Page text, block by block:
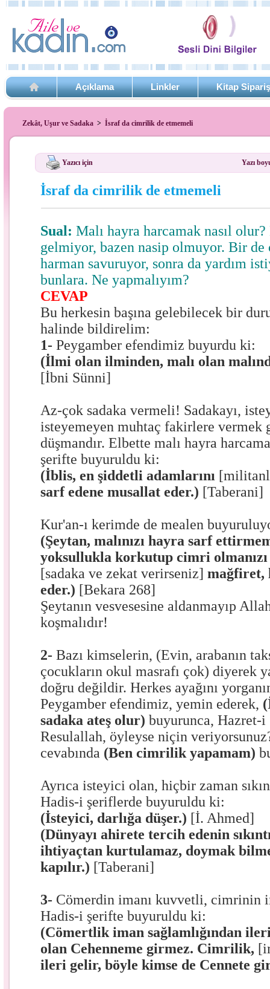
Açıklama Linkler Kitap
Zekât, Uşur ve Sadaka > İsraf da cimrilik de etmemeli
Yazıcı için Yazı
İsraf da cimrilik de etmemeli
Sual: Malı hayra harcamak nasıl
gelmiyor, bazen nasip olmuyor. Bir de
harman savuruyor, sonra da yardım
bunlara. Ne yapmalıyım?
CEVAP
Bu herkesin başına gelebilecek bir
halinde bildirelim:
1-Peygamber efendimiz buyurdu ki:
(İlmi olan ilminden, malı olan
[İbni Sünni]
Az-çok sadaka vermeli! Sadakayı,
isteyemeyen muhtaç fakirlere vermek
düşmandır. Elbette malı hayra
şerifte buyuruldu ki:
(İblis, en şiddetli adamlarını
sarf edene musallat eder.) [Taberani]
Kur'an-ı kerimde de mealen
(Şeytan, malınızı hayra sarf
yoksullukla korkutup cimri
[sadaka ve zekat verirseniz]mağfiret,
eder.) [Bekara 268]
Şeytanın vesvesesine aldanmayıp
koşmalıdır!
2-Bazı kimselerin, (Evin, arabanın
çocukların okul masrafı çok) diyerek
doğru değildir. Herkes ayağını
Peygamber efendimiz, yemin ederek,
sadaka ateş olur)buyurunca, Hazret-i
Resulallah, öyleyse niçin
cevabında (Ben cimrilik yapamam)
Ayrıca isteyici olan, hiçbir zaman
Hadis-i şeriflerde buyuruldu ki:
(İsteyici, darlığa düşer.) [İ. Ahmed]
(Dünyayı ahirete tercih edenin
ihtiyaçtan kurtulamaz, doymak
kapılır.) [Taberani]
3- Cömerdin imanı kuvvetli, cimrinin
Hadis-i şerifte buyuruldu ki:
(Cömertlik iman sağlamlığından
olan Cehenneme girmez. Cimrilik,
ileri gelir, böyle kimse de Cennete